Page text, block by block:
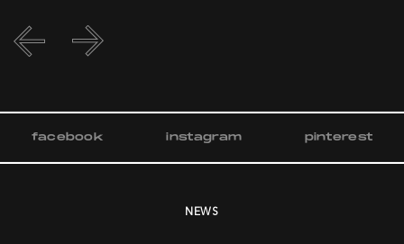
facebook instagram pinterest
NEWS